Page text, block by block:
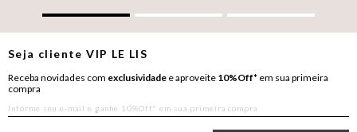
Seja clienteVIP LE LIS
Receba novidades com exclusividade e aproveite 10%Off* em sua primeira
compra